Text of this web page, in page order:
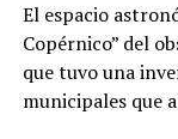
El espacio
Copérnico” del
que tuvo una
municipales que